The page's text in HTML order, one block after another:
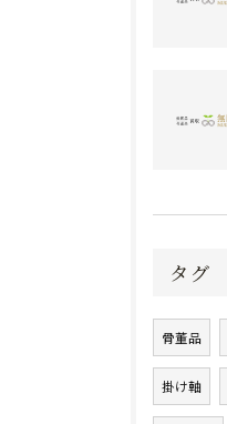
タグ
骨董品
掛け軸